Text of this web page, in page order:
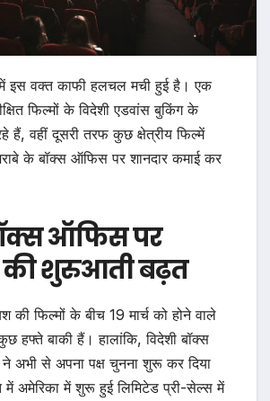
में इस वक्त काफी हलचल मची हुई है। एक
फिल्मों के विदेशी एडवांस बुकिंग के
वहीं दूसरी तरफ कुछ क्षेत्रीय फिल्में
के बॉक्स ऑफिस पर शानदार कमाई कर
ऑफिस पर
की शुरुआती बढ़त
की फिल्मों के बीच 19 मार्च को होने वाले
हफ्ते बाकी हैं। हालांकि, विदेशी बॉक्स
अभी से अपना पक्ष चुनना शुरू कर दिया
अमेरिका में शुरू हुई लिमिटेड प्री-सेल्स में